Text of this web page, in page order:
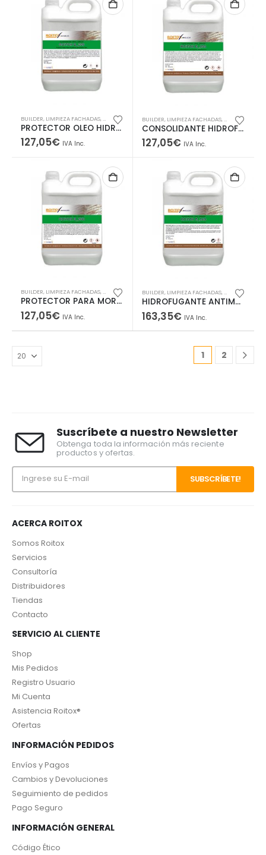
BUILDER, LIMPIEZA FACHADAS, OLEOFUGACIÓN
PROTECTOR OLEO HIDRO-REPELENTE PARA PIEDRA ECOLÓGICO SIN CAPA NO BRILLO
127,05€ IVA Inc.
BUILDER, LIMPIEZA FACHADAS, OLEOFUGACIÓN
CONSOLIDANTE HIDROFUGANTE ANTIADHERENTE
127,05€ IVA Inc.
BUILDER, LIMPIEZA FACHADAS,OLEOFUGACIÓN
PROTECTOR PARA MORTERO MONOCAPA. PRESERVA COLOR ACTUAL
127,05€ IVA Inc.
BUILDER, LIMPIEZA FACHADAS,OLEOFUGACIÓN
HIDROFUGANTE ANTIMANCHA BASE ACUOSA
163,35€ IVA Inc.
1 2
Suscríbete a nuestro Newsletter
Obtenga toda la información más reciente
productos y ofertas.
ACERCA ROITOX
Somos Roitox
Servicios
Consultoría
Distribuidores
Tiendas
Contacto
SERVICIO AL CLIENTE
Shop
Mis Pedidos
Registro Usuario
Mi Cuenta
Asistencia Roitox®
Ofertas
INFORMACIÓN PEDIDOS
Envíos y Pagos
Cambios y Devoluciones
Seguimiento de pedidos
Pago Seguro
INFORMACIÓN GENERAL
Código Ético